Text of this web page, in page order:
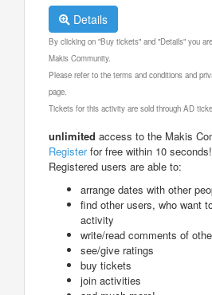
Details
By clicking on "Buy tickets" and "Details" you
Makis Community.
Please refer to the terms and conditions and
page.
Tickets for this activity are sold through AD
unlimited access to the Makis
Registerfor free within 10 seconds!
Registered users are able to:
arrange dates with other
find other users, who want
activity
write/read comments of
see/give ratings
buy tickets
join activities